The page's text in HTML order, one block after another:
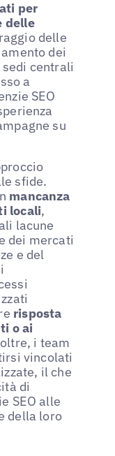
per
delle
delle
dei
centrali
a
SEO
su
sfide.
mancanza
locali,
lacune
dei mercati
e del
risposta
o ai
i team
vincolati
il che
di
SEO alle
della loro